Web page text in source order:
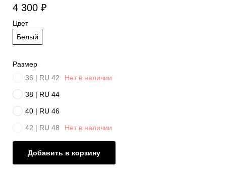
4 300 ₽
Цвет
Белый
Размер
36 | RU 42
Нет в наличии
38 | RU 44
40 | RU 46
42 | RU 48 Нет в наличии
Добавить в корзину